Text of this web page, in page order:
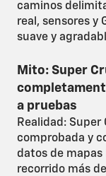
caminos
real, sensores y
suave y
Mito: Super
a pruebas
Realidad:
comprobada y
datos de mapas
recorrido más